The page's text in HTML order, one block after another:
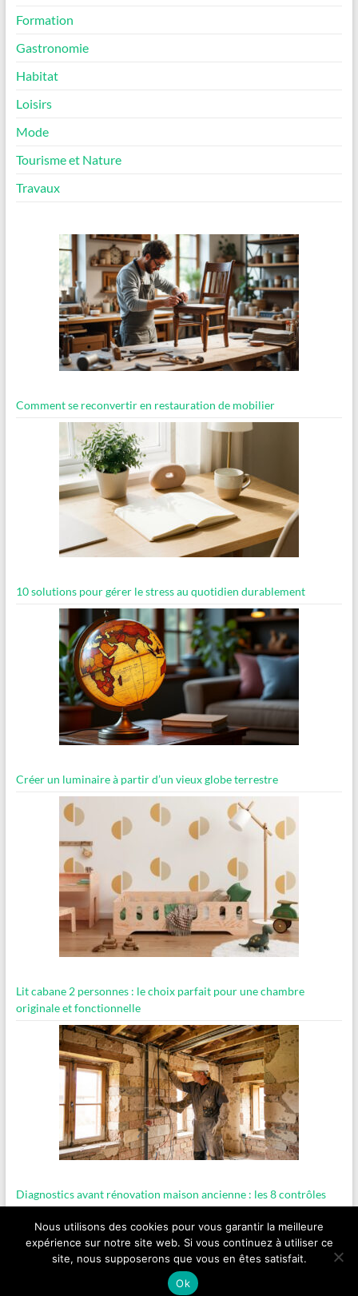
Formation
Gastronomie
Habitat
Loisirs
Mode
Tourisme et Nature
Travaux
Comment se reconvertir en restauration de mobilier
10 solutions pour gérer le stress au quotidien durablement
Créer un luminaire à partir d’un vieux globe terrestre
Lit cabane 2 personnes : le choix parfait pour une chambre
originale et fonctionnelle
Diagnostics avant rénovation maison ancienne : les 8 contrôles
essentiels
Copyright © 2026 ancientsites.eu
Nous utilisons des cookies pour vous garantir la meilleure
expérience sur notre site web. Si vous continuez à utiliser ce
site, nous supposerons que vous en êtes satisfait.
Ok